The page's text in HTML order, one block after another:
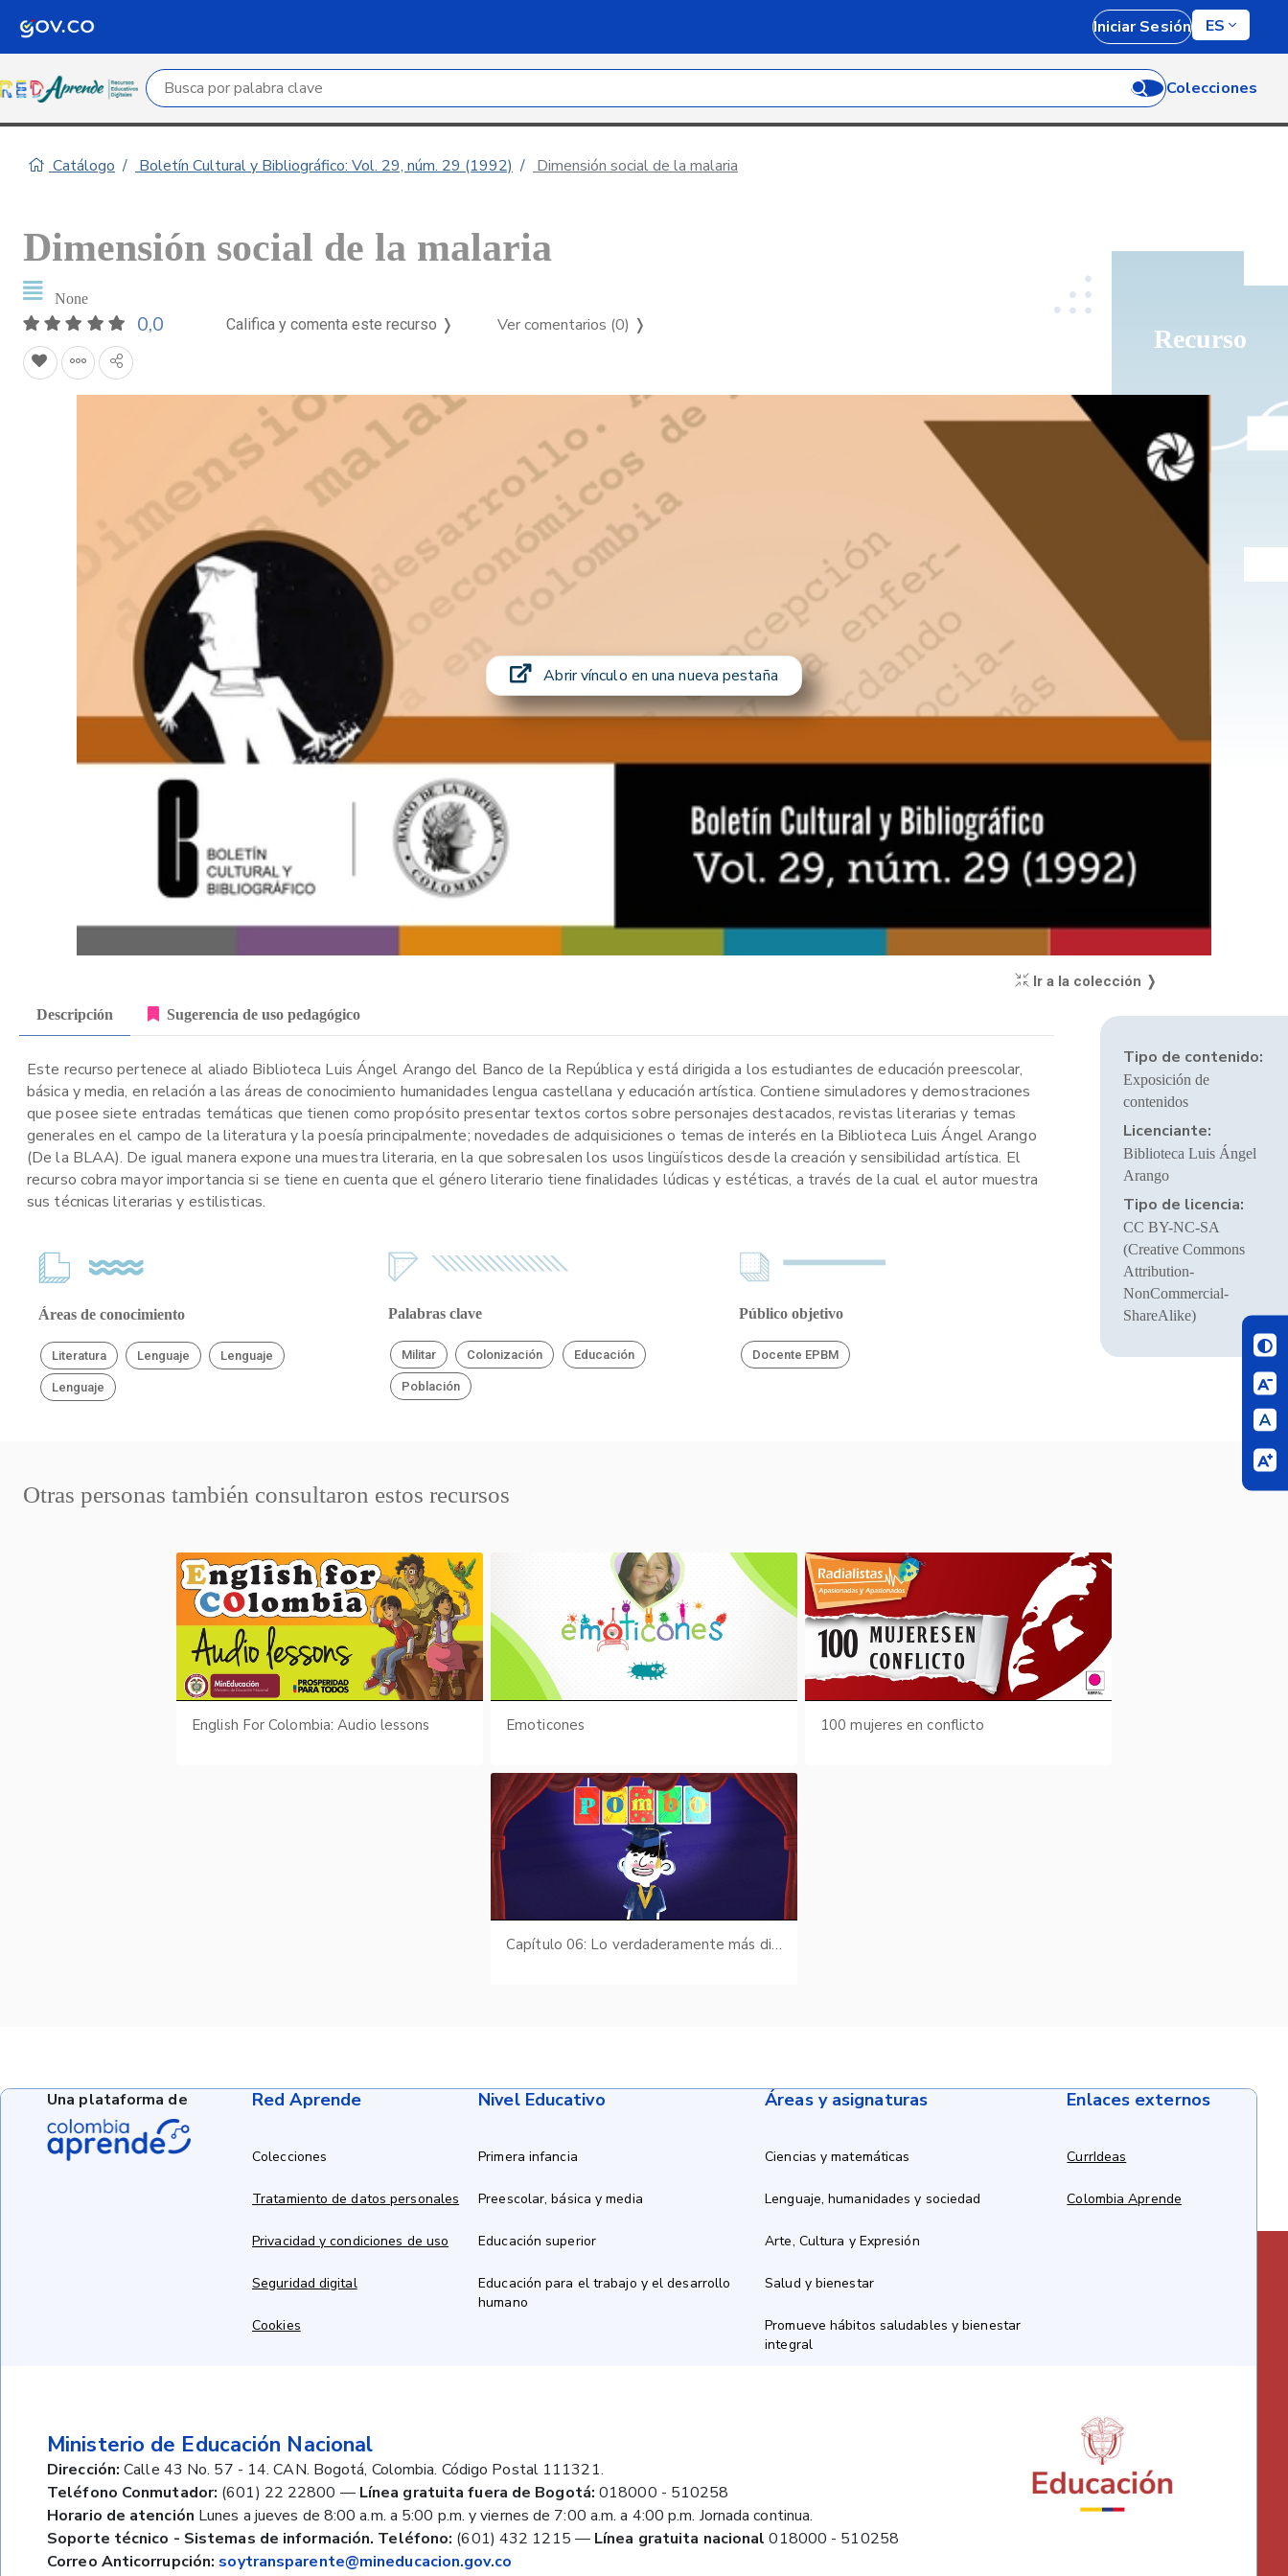
Iniciar Sesión ES
Campo de búsqueda por palabra clave Colecciones
Catálogo Boletín Cultural y Bibliográfico: Vol. 29, núm. 29 (1992) Dimensión social de la malaria
Recurso
Dimensión social de la malaria
None
0,0 Califica y comenta este recurso ❭ Ver comentarios (0) ❭
Abrir vínculo en una nueva pestaña
Ir a la colección ❭
Descripción Sugerencia de uso pedagógico
Este recurso pertenece al aliado Biblioteca Luis Ángel Arango del Banco de la República y está dirigida a los estudiantes de educación preescolar,
básica y media, en relación a las áreas de conocimiento humanidades lengua castellana y educación artística. Contiene simuladores y demostraciones
que posee siete entradas temáticas que tienen como propósito presentar textos cortos sobre personajes destacados, revistas literarias y temas
generales en el campo de la literatura y la poesía principalmente; novedades de adquisiciones o temas de interés en la Biblioteca Luis Ángel Arango
(De la BLAA). De igual manera expone una muestra literaria, en la que sobresalen los usos lingüísticos desde la creación y sensibilidad artística. El
recurso cobra mayor importancia si se tiene en cuenta que el género literario tiene finalidades lúdicas y estéticas, a través de la cual el autor muestra
sus técnicas literarias y estilisticas.
Áreas de conocimiento
Literatura Lenguaje Lenguaje
Lenguaje
Palabras clave
Militar Colonización Educación
Población
Público objetivo
Docente EPBM
Tipo de contenido:
Exposición de
contenidos
Licenciante:
Biblioteca Luis Ángel
Arango
Tipo de licencia:
CC BY-NC-SA
(Creative Commons
Attribution-
NonCommercial-
ShareAlike)
Otras personas también consultaron estos recursos
English For Colombia: Audio lessons Emoticones 100 mujeres en conflicto
Capítulo 06: Lo verdaderamente más difícil
Red Aprende
Colecciones
Tratamiento de datos personales
Privacidad y condiciones de uso
Seguridad digital
Cookies
Nivel Educativo
Primera infancia
Preescolar, básica y media
Educación superior
Educación para el trabajo y el desarrollo
humano
Áreas y asignaturas
Ciencias y matemáticas
Lenguaje, humanidades y sociedad
Arte, Cultura y Expresión
Salud y bienestar
Promueve hábitos saludables y bienestar
integral
Enlaces externos
CurrIdeas
Colombia Aprende
Ministerio de Educación Nacional
Dirección: Calle 43 No. 57 - 14. CAN. Bogotá, Colombia. Código Postal 111321.
Teléfono Conmutador: (601) 22 22800 — Línea gratuita fuera de Bogotá: 018000 - 510258
Horario de atención Lunes a jueves de 8:00 a.m. a 5:00 p.m. y viernes de 7:00 a.m. a 4:00 p.m. Jornada continua.
Soporte técnico - Sistemas de información. Teléfono: (601) 432 1215 — Línea gratuita nacional 018000 - 510258
Correo Anticorrupción: soytransparente@mineducacion.gov.co
Una plataforma de